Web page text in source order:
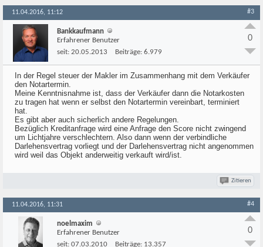
11.04.2016, 11:12 #3
Bankkaufmann
Erfahrener Benutzer
seit: 20.05.2013 Beiträge: 6.979
0
In der Regel steuer der Makler im Zusammenhang mit dem Verkäufer
den Notartermin.
Meine Kenntnisnahme ist, dass der Verkäufer dann die Notarkosten
zu tragen hat wenn er selbst den Notartermin vereinbart, terminiert
hat.
Es gibt aber auch sicherlich andere Regelungen.
Bezüglich Kreditanfrage wird eine Anfrage den Score nicht zwingend
um Lichtjahre verschlechtern. Also dann wenn der verbindliche
Darlehensvertrag vorliegt und der Darlehensvertrag nicht angenommen
wird weil das Objekt anderweitig verkauft wird/ist.
Zitieren
11.04.2016, 11:31 #4
noelmaxim
Erfahrener Benutzer
seit: 07.03.2010 Beiträge: 13.357
0